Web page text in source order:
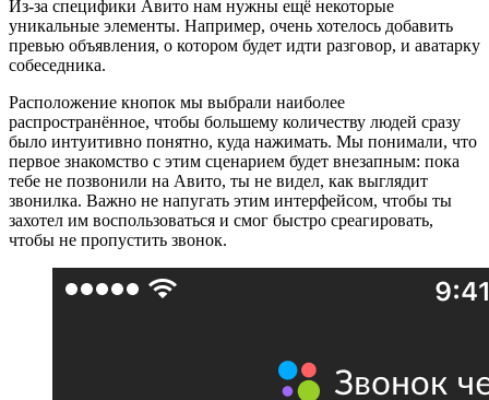
Из-за специфики Авито нам нужны ещё некоторые
уникальные элементы. Например, очень хотелось добавить
превью объявления, о котором будет идти разговор, и аватарку
собеседника.
Расположение кнопок мы выбрали наиболее
распространённое, чтобы большему количеству людей сразу
было интуитивно понятно, куда нажимать. Мы понимали, что
первое знакомство с этим сценарием будет внезапным: пока
тебе не позвонили на Авито, ты не видел, как выглядит
звонилка. Важно не напугать этим интерфейсом, чтобы ты
захотел им воспользоваться и смог быстро среагировать,
чтобы не пропустить звонок.